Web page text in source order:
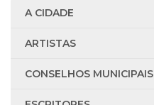
A CIDADE
ARTISTAS
CONSELHOS MUNICIPAIS